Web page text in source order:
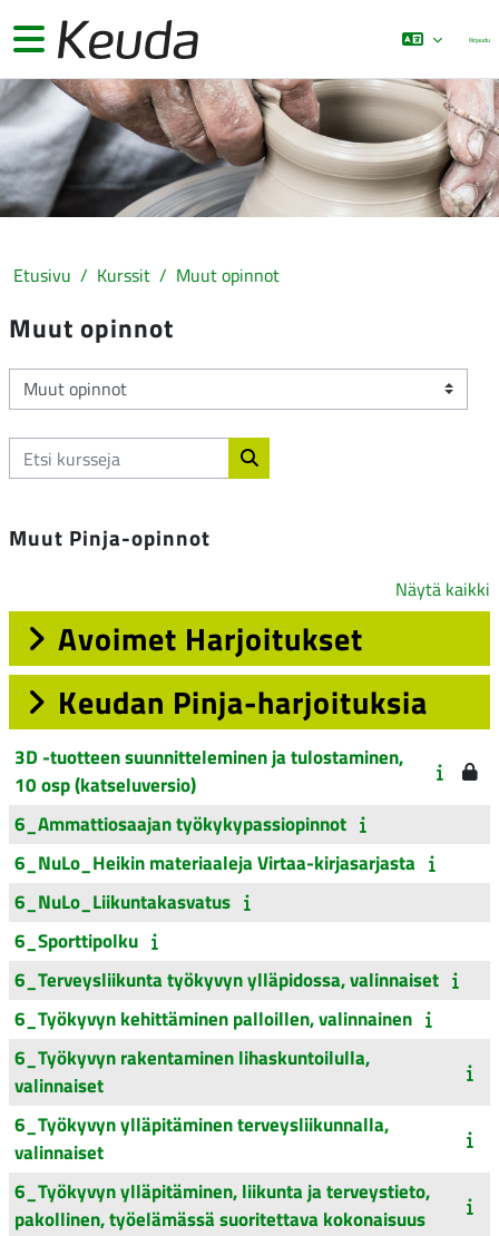
Sivupaneeli Kirjaudu
Etusivu Kurssit Muut opinnot
Muut opinnot
Kurssikategoriat
Etsi kursseja
Etsi kursseja
Muut Pinja-opinnot
Näytä kaikki
Avoimet Harjoitukset
Keudan Pinja-harjoituksia
3D -tuotteen suunnitteleminen ja tulostaminen,
10 osp (katseluversio)
6_Ammattiosaajan työkykypassiopinnot
6_NuLo_Heikin materiaaleja Virtaa-kirjasarjasta
6_NuLo_Liikuntakasvatus
6_Sporttipolku
6_Terveysliikunta työkyvyn ylläpidossa, valinnaiset
6_Työkyvyn kehittäminen palloillen, valinnainen
6_Työkyvyn rakentaminen lihaskuntoilulla,
valinnaiset
6_Työkyvyn ylläpitäminen terveysliikunnalla,
valinnaiset
6_Työkyvyn ylläpitäminen, liikunta ja terveystieto,
pakollinen, työelämässä suoritettava kokonaisuus